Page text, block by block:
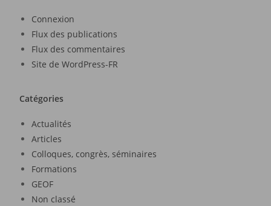
Connexion
Flux des publications
Flux des commentaires
Site de WordPress-FR
Catégories
Actualités
Articles
Colloques, congrès, séminaires
Formations
GEOF
Non classé